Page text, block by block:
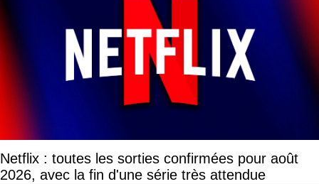
Netflix : toutes les sorties confirmées pour août
2026, avec la fin d'une série très attendue